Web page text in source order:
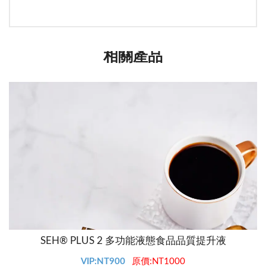
相關產品
SEH® PLUS 2 多功能液態食品品質提升液
VIP:NT900 原價:NT1000